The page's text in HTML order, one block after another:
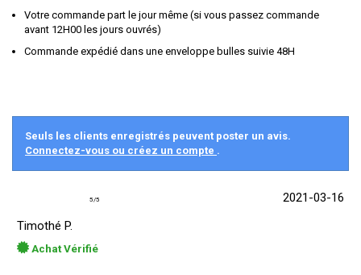
Votre commande part le jour même (si vous passez commande
avant 12H00 les jours ouvrés)
Commande expédié dans une enveloppe bulles suivie 48H
Seuls les clients enregistrés peuvent poster un avis.
Connectez-vous ou créez un compte .
5/5
2021-03-16
Timothé P.
Achat Vérifié